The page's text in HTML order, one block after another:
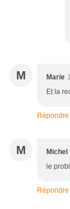
M Marie
Et la
Répondre
M Michel
le
Répondre